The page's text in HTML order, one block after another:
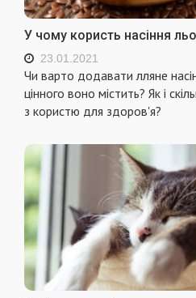
У чому користь насіння
23.01.2021
Чи варто додавати лляне
цінного воно містить? Як і
з користю для здоров'я?